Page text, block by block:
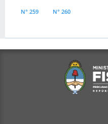
N° 259 N° 260